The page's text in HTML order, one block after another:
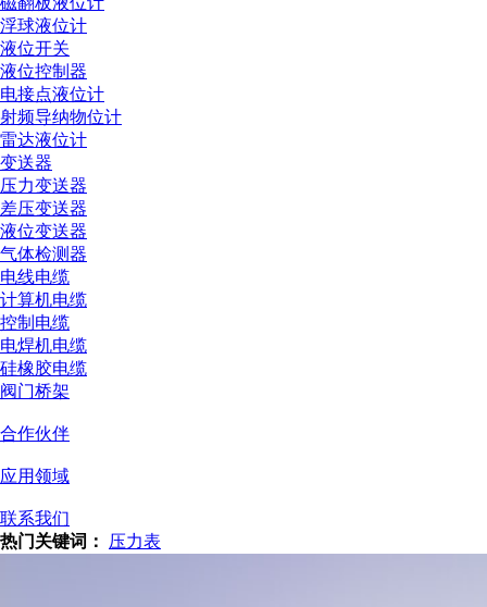
浮球液位计
液位开关
液位控制器
电接点液位计
射频导纳物位计
雷达液位计
变送器
压力变送器
差压变送器
液位变送器
气体检测器
电线电缆
计算机电缆
控制电缆
电焊机电缆
硅橡胶电缆
阀门桥架
合作伙伴
应用领域
联系我们
热门关键词：
压力表